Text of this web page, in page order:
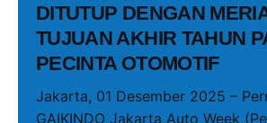
DITUTUP DENGAN
TUJUAN AKHIR TAHUN
PECINTA OTOMOTIF
Jakarta, 01 Desember 2025 –
GAIKINDO Jakarta Auto Week